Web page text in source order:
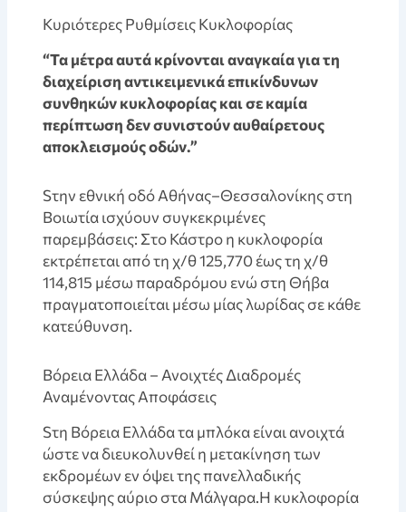
Kυριότερες Ρυθμίσεις Κυκλοφορίας
“Τα μέτρα αυτά κρίνονται αναγκαία για τη
διαχείριση αντικειμενικά επικίνδυνων
συνθηκών κυκλοφορίας και σε καμία
περίπτωση δεν συνιστούν αυθαίρετους
αποκλεισμούς οδών.”
Sτην εθνική οδό Αθήνας–Θεσσαλονίκης στη
Βοιωτία ισχύουν συγκεκριμένες
παρεμβάσεις: Στο Κάστρο η κυκλοφορία
εκτρέπεται από τη χ/θ 125,770 έως τη χ/θ
114,815 μέσω παραδρόμου ενώ στη Θήβα
πραγματοποιείται μέσω μίας λωρίδας σε κάθε
κατεύθυνση.
Bόρεια Ελλάδα – Ανοιχτές Διαδρομές
Αναμένοντας Αποφάσεις
Sτη Βόρεια Ελλάδα τα μπλόκα είναι ανοιχτά
ώστε να διευκολυνθεί η μετακίνηση των
εκδρομέων εν όψει της πανελλαδικής
σύσκεψης αύριο στα Μάλγαρα.Η κυκλοφορία